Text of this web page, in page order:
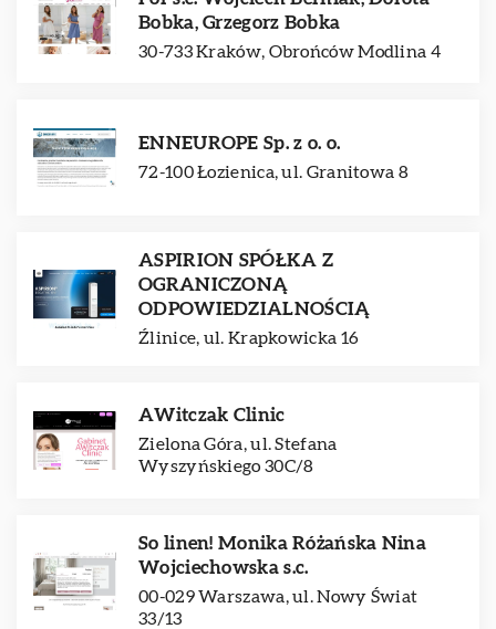
Bobka, Grzegorz Bobka
30-733 Kraków, Obrońców Modlina 4
ENNEUROPE Sp. z o. o.
72-100 Łozienica, ul. Granitowa 8
ASPIRION SPÓŁKA Z
OGRANICZONĄ
ODPOWIEDZIALNOŚCIĄ
Źlinice, ul. Krapkowicka 16
AWitczak Clinic
Zielona Góra, ul. Stefana
Wyszyńskiego 30C/8
So linen! Monika Różańska Nina
Wojciechowska s.c.
00-029 Warszawa, ul. Nowy Świat
33/13